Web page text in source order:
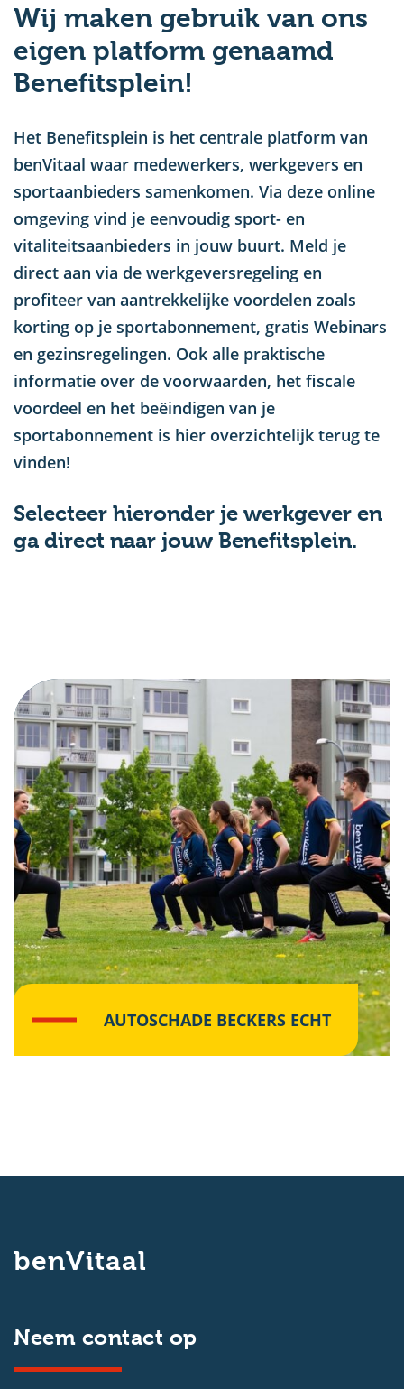
Wij maken gebruik van ons
eigen platform genaamd
Benefitsplein!
Het Benefitsplein is het centrale platform van
benVitaal waar medewerkers, werkgevers en
sportaanbieders samenkomen. Via deze online
omgeving vind je eenvoudig sport- en
vitaliteitsaanbieders in jouw buurt. Meld je
direct aan via de werkgeversregeling en
profiteer van aantrekkelijke voordelen zoals
korting op je sportabonnement, gratis Webinars
en gezinsregelingen. Ook alle praktische
informatie over de voorwaarden, het fiscale
voordeel en het beëindigen van je
sportabonnement is hier overzichtelijk terug te
vinden!
Selecteer hieronder je werkgever en
ga direct naar jouw Benefitsplein.
AUTOSCHADE BECKERS ECHT
benVitaal
Neem contact op